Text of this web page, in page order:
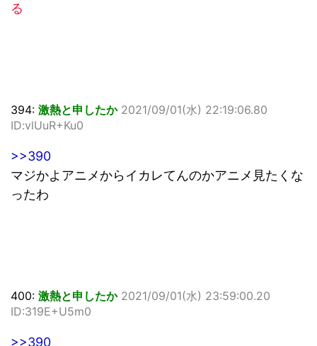
る
394: 激熱と申したか 2021/09/01(水) 22:19:06.80
ID:vlUuR+Ku0
>>390
マジかよアニメからイカレてんのかアニメ見たくな
ったわ
400: 激熱と申したか 2021/09/01(水) 23:59:00.20
ID:319E+U5m0
>>390